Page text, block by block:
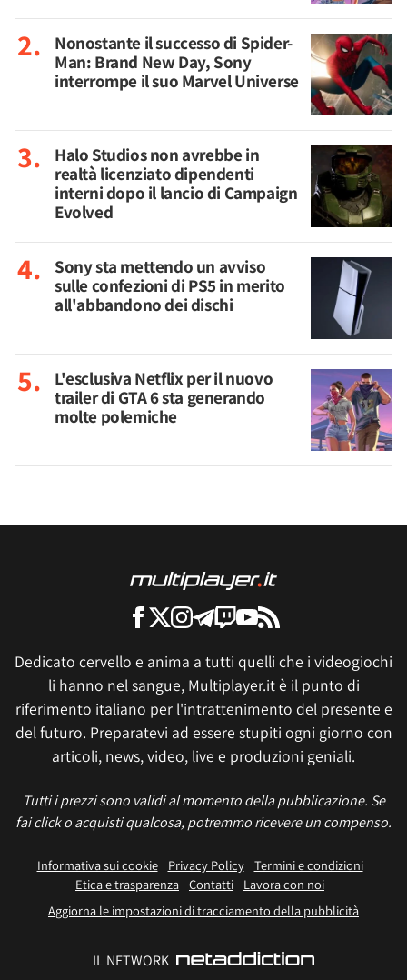
Nonostante il successo di Spider-
Man: Brand New Day, Sony
interrompe il suo Marvel Universe
Halo Studios non avrebbe in
realtà licenziato dipendenti
interni dopo il lancio di Campaign
Evolved
Sony sta mettendo un avviso
sulle confezioni di PS5 in merito
all'abbandono dei dischi
L'esclusiva Netflix per il nuovo
trailer di GTA 6 sta generando
molte polemiche
Dedicato cervello e anima a tutti quelli che i videogiochi
li hanno nel sangue, Multiplayer.it è il punto di
riferimento italiano per l'intrattenimento del presente e
del futuro. Preparatevi ad essere stupiti ogni giorno con
articoli, news, video, live e produzioni geniali.
Tutti i prezzi sono validi al momento della pubblicazione. Se
fai click o acquisti qualcosa, potremmo ricevere un compenso.
Informativa sui cookie Privacy Policy
Termini e condizioni
Etica e trasparenza Contatti
Lavora con noi
Aggiorna le impostazioni di tracciamento della pubblicità
IL NETWORK